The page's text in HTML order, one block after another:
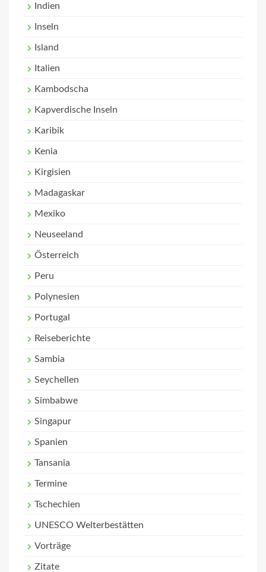
Indien
Inseln
Island
Italien
Kambodscha
Kapverdische Inseln
Karibik
Kenia
Kirgisien
Madagaskar
Mexiko
Neuseeland
Österreich
Peru
Polynesien
Portugal
Reiseberichte
Sambia
Seychellen
Simbabwe
Singapur
Spanien
Tansania
Termine
Tschechien
UNESCO Welterbestätten
Vorträge
Zitate